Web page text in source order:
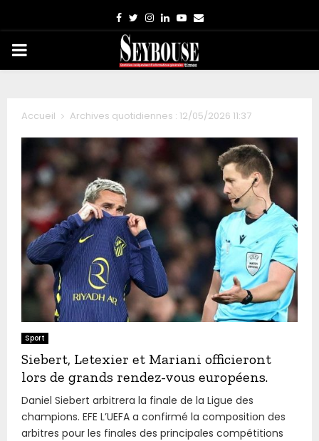
Facebook
TwitterInstagram
LinkedinYoutube
Email
PRIMARY
Accueil Archives quotidiennes : 12/05/2026 11:37
Sport
Siebert, Letexier et Mariani officieront
lors de grands rendez-vous européens.
Daniel Siebert arbitrera la finale de la Ligue des
champions. EFE L’UEFA a confirmé la composition des
arbitres pour les finales des principales compétitions